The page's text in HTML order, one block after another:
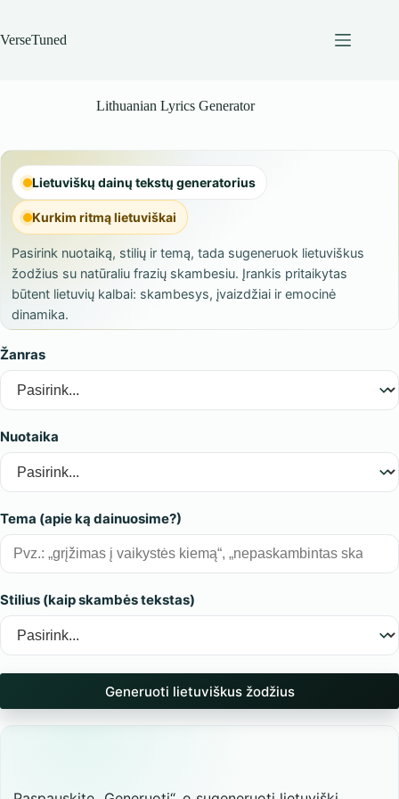
content
VerseTuned
Lithuanian Lyrics Generator
Lietuviškų dainų tekstų generatorius
Kurkim ritmą lietuviškai
Pasirink nuotaiką, stilių ir temą, tada sugeneruok lietuviškus
žodžius su natūraliu frazių skambesiu. Įrankis pritaikytas
būtent lietuvių kalbai: skambesys, įvaizdžiai ir emocinė
dinamika.
Žanras
Nuotaika
Tema (apie ką dainuosime?)
Stilius (kaip skambės tekstas)
Generuoti lietuviškus žodžius